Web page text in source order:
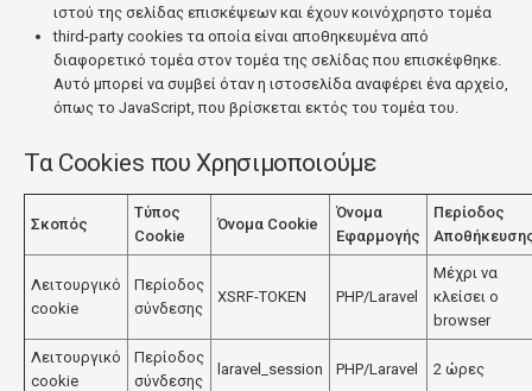
ιστού της σελίδας επισκέψεων και έχουν κοινόχρηστο τομέα
third-party cookies τα οποία είναι αποθηκευμένα από
διαφορετικό τομέα στον τομέα της σελίδας που επισκέφθηκε.
Αυτό μπορεί να συμβεί όταν η ιστοσελίδα αναφέρει ένα αρχείο,
όπως το JavaScript, που βρίσκεται εκτός του τομέα του.
Τα Cookies που Χρησιμοποιούμε
Σκοπός
Τύπος
Cookie
Όνομα Cookie
Όνομα
Εφαρμογής
Περίοδος
Λειτουργικό
cookie
Περίοδος
σύνδεσης
XSRF-TOKEN PHP/Laravel
Μέχρι να
κλείσει ο
browser
Λειτουργικό
cookie
Περίοδος
σύνδεσης
laravel_session PHP/Laravel 2 ώρες